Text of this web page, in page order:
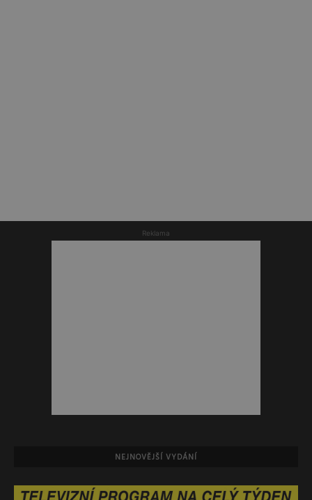
Reklama
NEJNOVĚJŠÍ VYDÁNÍ